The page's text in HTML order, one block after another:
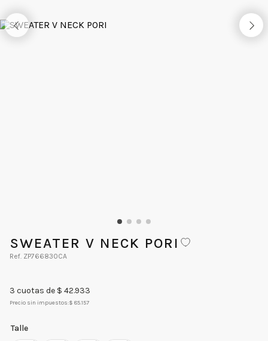
SWEATER V NECK PORI
ZP766830CA
3 cuotas de $ 42.933
Precio sin impuestos:$ 85.157
Talle